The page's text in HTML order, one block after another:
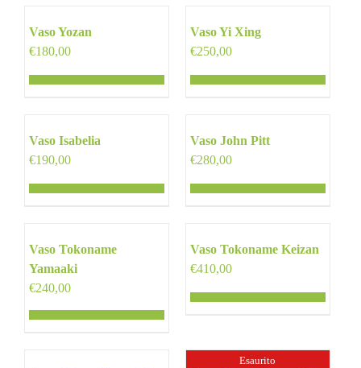
Vaso Yozan
€180,00
Vaso Yi Xing
€250,00
Vaso Isabelia
€190,00
Vaso John Pitt
€280,00
Vaso Tokoname
Yamaaki
€240,00
Vaso Tokoname Keizan
€410,00
Esaurito